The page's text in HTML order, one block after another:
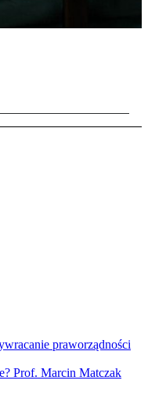
praworządności
Prof. Marcin Matczak